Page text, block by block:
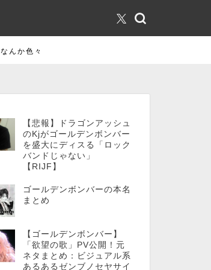
なんか色々
【悲報】ドラゴンアッシュ
のKjがゴールデンボンバー
を盛大にディスる「ロック
バンドじゃない」
【RIJF】
ゴールデンボンバーの本名
まとめ
【ゴールデンボンバー】
「欲望の歌」PV公開！元
ネタまとめ：ビジュアル系
あるあるゼンブノセヤサイ